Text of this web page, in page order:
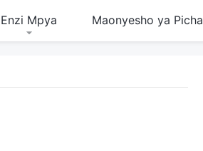
Enzi Mpya Maonyesho ya Picha